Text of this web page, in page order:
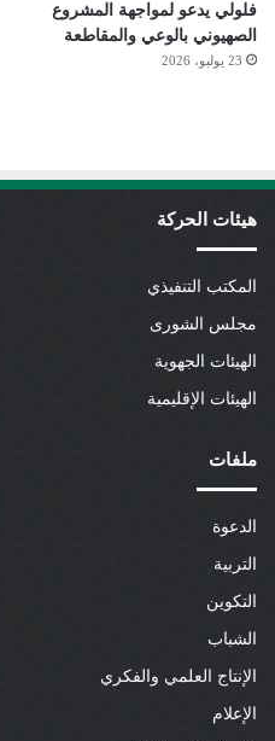
فلولي يدعو لمواجهة المشروع
الصهيوني بالوعي والمقاطعة
23 يوليو، 2026
هيئات الحركة
المكتب التنفيذي
مجلس الشورى
الهيئات الجهوية
الهيئات الإقليمية
ملفات
الدعوة
التربية
التكوين
الشباب
الإنتاج العلمي والفكري
الإعلام